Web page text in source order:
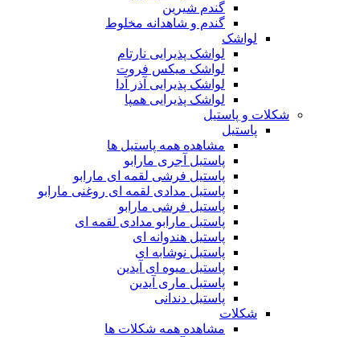
گندم شیرین
گندم و شاهدانه مخلوط
لواشک
لواشک پذیرایی نارتام
لواشک میکس فروت
لواشک پذیرایی آذر آدا
لواشک پذیرایی همپا
شکلات و پاستیل
پاستیل
مشاهده همه پاستیل ها
پاستیل آجری مارابو
پاستیل فرشی لقمه ای مارابو
پاستیل مدادی لقمه ای روغنی مارابو
پاستیل فرشی مارابو
پاستیل مارابو مدادی لقمه ای
پاستیل هندوانه ای
پاستیل نوشابه ای
پاستیل میوه ای آیدین
پاستیل ماری آیدین
پاستیل دندانی
شکلات
مشاهده همه شکلات ها